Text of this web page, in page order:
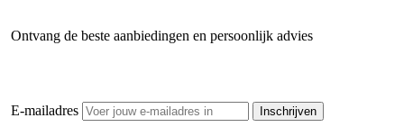
Ontvang de beste aanbiedingen en persoonlijk advies
E-mailadres Inschrijven